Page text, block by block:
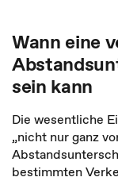
Wann eine
sein kann
Die wesentliche
„nicht nur ganz
bestimmten